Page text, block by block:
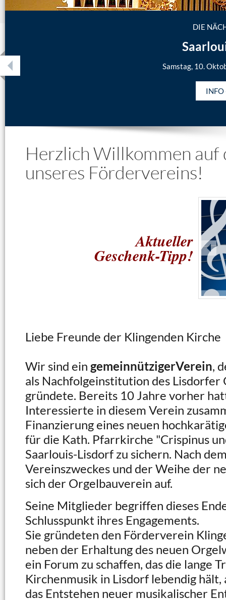
DIE
Samstag, 10.
INFO
Herzlich Willkommen auf
unseres Fördervereins!
Aktueller
Geschenk-Tipp!
Liebe Freunde der Klingenden Kirche
Wir sind ein gemeinnützigerVerein,
als Nachfolgeinstitution des Lisdorfer
gründete. Bereits 10 Jahre vorher
Interessierte in diesem Verein
Finanzierung eines neuen
für die Kath. Pfarrkirche "Crispinus
Saarlouis-Lisdorf zu sichern. Nach
Vereinszweckes und der Weihe der
sich der Orgelbauverein auf.
Seine Mitglieder begriffen dieses
Schlusspunkt ihres Engagements.
Sie gründeten den Förderverein
neben der Erhaltung des neuen
ein Forum zu schaffen, das die lange
Kirchenmusik in Lisdorf lebendig
das Entstehen neuer musikalischer